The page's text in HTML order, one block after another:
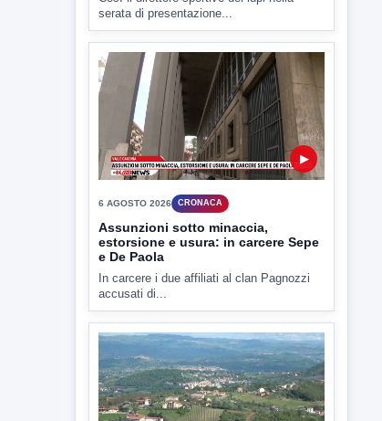
Avellino Calcio. Aiello: "Non
abbiamo fretta di completare la
rosa"
Così il direttore sportivo dei lupi nella
serata di presentazione...
▶
Assunzioni sotto minaccia,
estorsione e usura: in carcere Sepe
e De Paola
In carcere i due affiliati al clan Pagnozzi
accusati di...